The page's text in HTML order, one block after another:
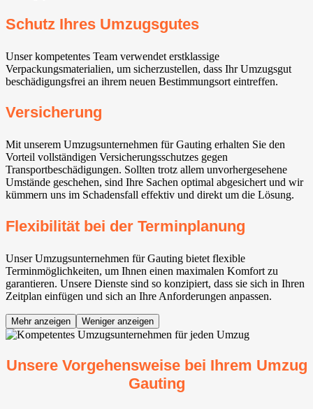
Schutz Ihres Umzugsgutes
Unser kompetentes Team verwendet erstklassige
Verpackungsmaterialien, um sicherzustellen, dass Ihr Umzugsgut
beschädigungsfrei an ihrem neuen Bestimmungsort eintreffen.
Versicherung
Mit unserem Umzugsunternehmen für Gauting⁠ erhalten Sie den
Vorteil vollständigen Versicherungsschutzes gegen
Transportbeschädigungen. Sollten trotz allem unvorhergesehene
Umstände geschehen, sind Ihre Sachen optimal abgesichert und wir
kümmern uns im Schadensfall effektiv und direkt um die Lösung.
Flexibilität bei der Terminplanung
Unser Umzugsunternehmen für Gauting⁠ bietet flexible
Terminmöglichkeiten, um Ihnen einen maximalen Komfort zu
garantieren. Unsere Dienste sind so konzipiert, dass sie sich in Ihren
Zeitplan einfügen und sich an Ihre Anforderungen anpassen.
Mehr anzeigen Weniger anzeigen
Unsere Vorgehensweise bei Ihrem Umzug
Gauting⁠